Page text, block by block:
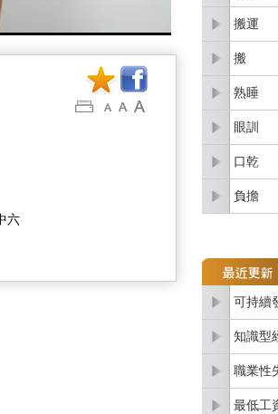
六
搬運
搬
熟睡
眼訓
口乾
負擔
可持續
知識型
職業性
最低工